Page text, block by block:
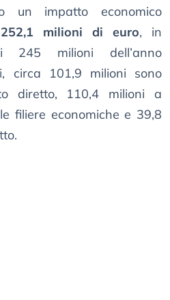
un impatto economico
252,1 milioni di euro, in
245 milioni dell’anno
circa 101,9 milioni sono
diretto, 110,4 milioni a
filiere economiche e 39,8